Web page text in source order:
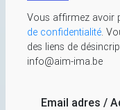
Vous affirmez avoir
de confidentialité.
des liens de
info@aim-ima.be
Email adres /